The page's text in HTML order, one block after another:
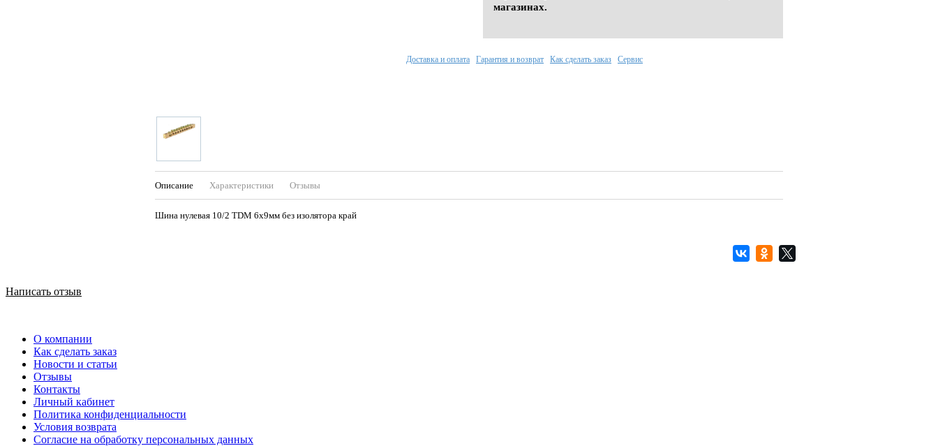
магазинах.
Описание Характеристики Отзывы
Шина нулевая 10/2 TDM 6х9мм без изолятора край
Доставка и оплата Гарантия и возврат Как сделать заказ Сервис
Написать отзыв
О компании
Как сделать заказ
Новости и статьи
Отзывы
Контакты
Личный кабинет
Политика конфиденциальности
Условия возврата
Согласие на обработку персональных данных